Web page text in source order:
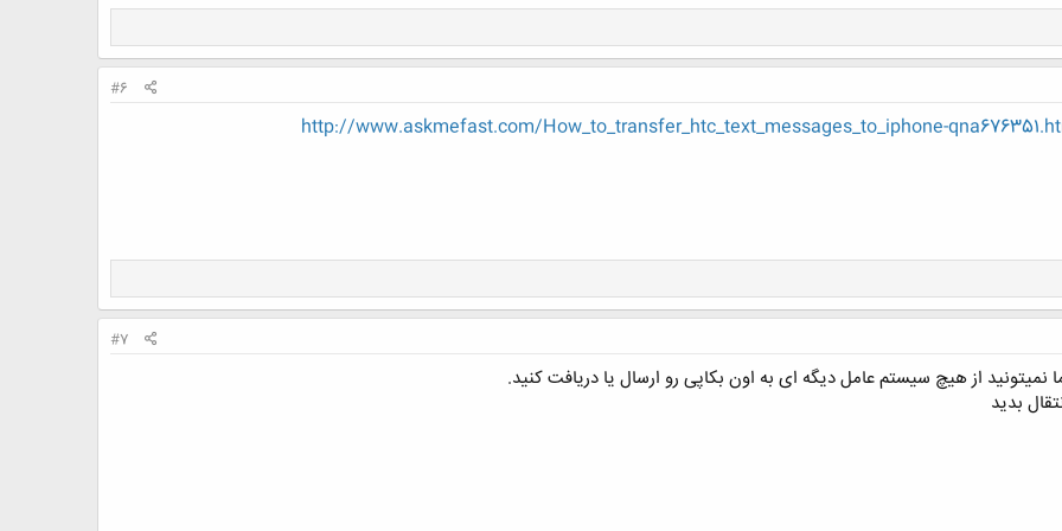
#6
http://www.askmefast.com/How_to_transfer_htc_text_messages_to_iphone-
#7